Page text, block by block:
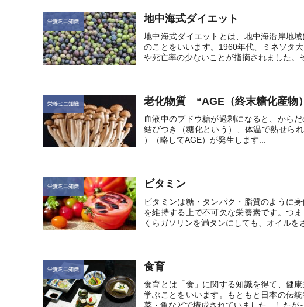
栄養ミニ知識 地中海式ダイエット
地中海式ダイエットとは、地中海沿岸地
のことをいいます。1960年代、ミネソタ
や死亡率の少ないことが指摘されました。
栄養ミニ知識 老化物質 “AGE（終末糖化産物
血液中のブドウ糖が過剰になると、から
結びつき（糖化という）、体温で熱せら
）（略してAGE）が発生します...
栄養ミニ知識 ビタミン
ビタミンは糖・タンパク・脂質のように
を維持する上で不可欠な栄養素です。つ
くらガソリンを満タンにしても、オイルを
栄養ミニ知識 食育
食育とは「食」に関する知識を得て、健
学ぶことをいいます。もともと日本の伝